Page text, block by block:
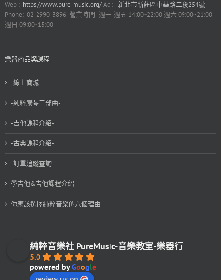
Web : https://www.pure-music.org/Ad : 新北市新莊區中華路二段254號
Phone: 02-2990-3896 -營業時間- 週一-週五 14:00~22:00 週六 09:00~21:00
週日 09:00~15:00
樂器商品與課程
-線上商城-
-純粹購琴三部曲-
-吉他課程介紹-
-古典課程介紹-
-訂單追蹤查詢-
學吉他&吉他課程介紹
你應該選擇純粹音樂的六個理由
純粹音樂社 PureMusic-音樂教室-樂器行
5.0
powered byGoogle